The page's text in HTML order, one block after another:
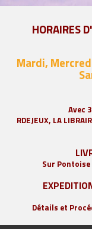
HORAIRES
Mardi,
Avec
RDEJEUX, LA
Sur
Détails et